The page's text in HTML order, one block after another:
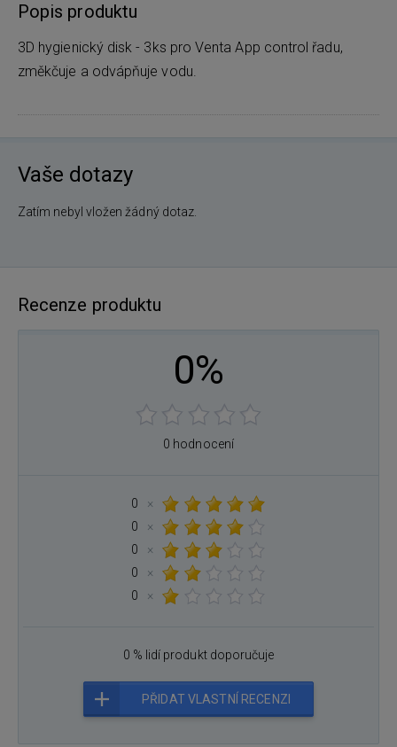
Popis produktu
3D hygienický disk - 3ks pro Venta App control řadu,
změkčuje a odvápňuje vodu.
Vaše dotazy
Zatím nebyl vložen žádný dotaz.
Recenze produktu
0%
0 hodnocení
0
×
0
×
0
×
0
×
0
×
0 % lidí produkt doporučuje
PŘIDAT VLASTNÍ RECENZI